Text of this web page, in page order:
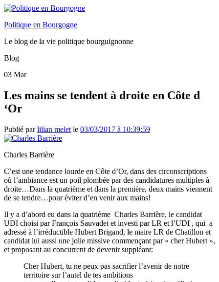
Politique en Bourgogne
Le blog de la vie politique bourguignonne
Blog
03 Mar
Les mains se tendent à droite en Côte d
‘Or
Publié parlilian melet le 03/03/2017 à 10:39:59
Charles Barrière
C’est une tendance lourde en Côte d’Or, dans des circonscriptions
où l’ambiance est un poil plombée par des candidatures multiples à
droite…Dans la quatrième et dans la première, deux mains viennent
de se tendre…pour éviter d’en venir aux mains!
Il y a d’abord eu dans la quatrième Charles Barrière, le candidat
UDI choisi par François Sauvadet et investi par LR et l’UDI , qui a
adressé à l’irréductible Hubert Brigand, le maire LR de Chatillon et
candidat lui aussi une jolie missive commençant par « cher Hubert »,
et proposant au concurrent de devenir suppléant:
Cher Hubert, tu ne peux pas sacrifier l’avenir de notre
territoire sur l’autel de tes ambitions